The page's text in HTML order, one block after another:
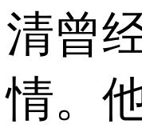
清曾
情。